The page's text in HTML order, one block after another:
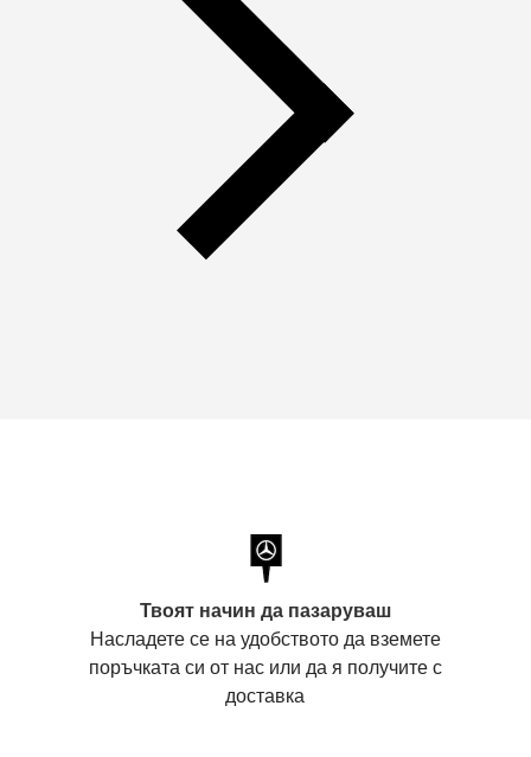
Твоят начин да пазаруваш
Насладете се на удобството да вземете
поръчката си от нас или да я получите с
доставка